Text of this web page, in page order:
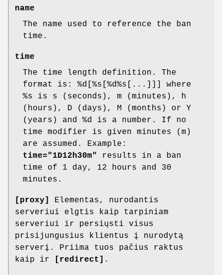
name
The name used to reference the ban
time.
time
The time length definition. The
format is: %d[%s[%d%s[...]]] where
%s is s (seconds), m (minutes), h
(hours), D (days), M (months) or Y
(years) and %d is a number. If no
time modifier is given minutes (m)
are assumed. Example:
time="1D12h30m"
results in a ban
time of 1 day, 12 hours and 30
minutes.
[proxy]
Elementas, nurodantis
serveriui elgtis kaip tarpiniam
serveriui ir persiųsti visus
prisijungusius klientus į nurodytą
serverį. Priima tuos pačius raktus
kaip ir
[redirect] .